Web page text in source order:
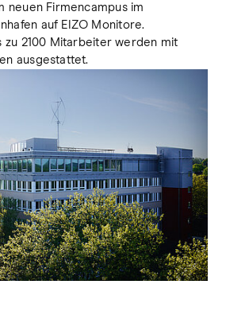
neuen Firmencampus im
auf EIZO Monitore.
zu 2100 Mitarbeiter werden mit
ausgestattet.